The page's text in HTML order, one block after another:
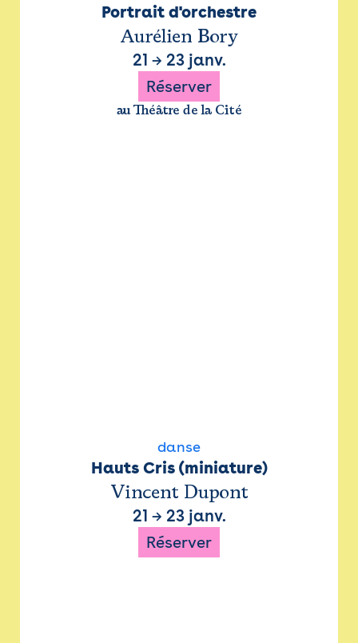
Portrait d'orchestre
Aurélien Bory
21 → 23 janv.
Réserver
au Théâtre de la Cité
danse
Hauts Cris (miniature)
Vincent Dupont
21 → 23 janv.
Réserver